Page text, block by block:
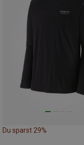
Du sparst 29%